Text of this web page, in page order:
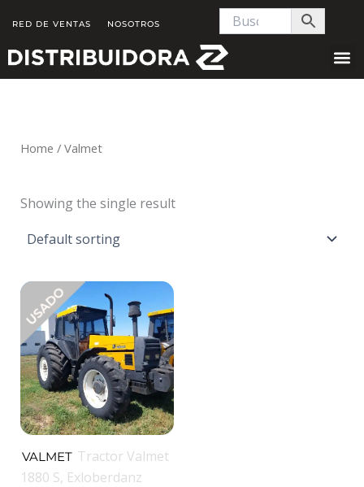
content
RED DE VENTAS NOSOTROS
Home / Valmet
Showing the single result
VALMET Tractor Valmet
1880 S, Exloberdanz